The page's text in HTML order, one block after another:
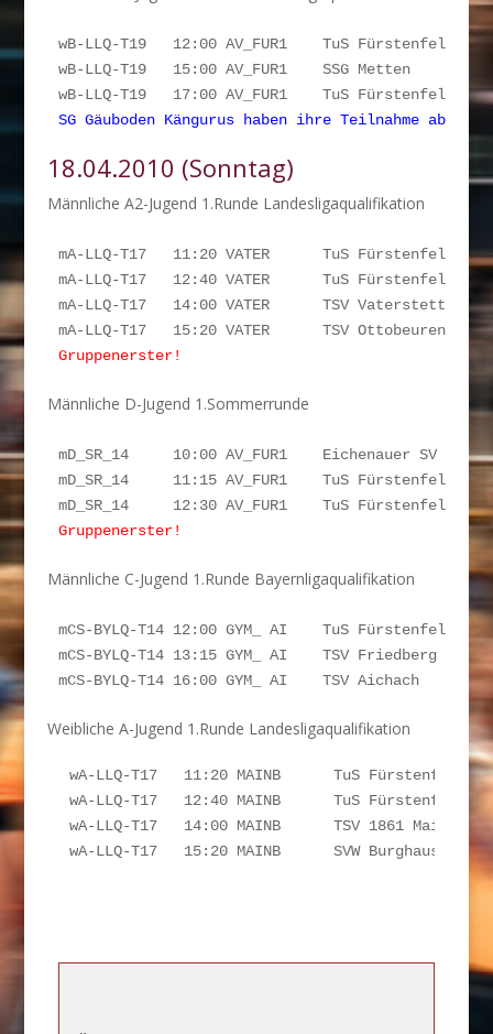
wB-LLQ-T19   12:00 AV_FUR1    TuS
wB-LLQ-T19   15:00 AV_FUR1    SSG Metten
SG Gäuboden Kängurus haben ihre Teilnahme
18.04.2010 (Sonntag)
Männliche A2-Jugend 1.Runde Landesligaqualifikation
mA-LLQ-T17   11:20 VATER      TuS
mA-LLQ-T17   12:40 VATER      TuS
mA-LLQ-T17   14:00 VATER      TSV
mA-LLQ-T17   15:20 VATER      TSV Ottobeuren
Gruppenerster!
Männliche D-Jugend 1.Sommerrunde
mD_SR_14     10:00 AV_FUR1    Eichenauer SV
mD_SR_14     11:15 AV_FUR1    TuS
Gruppenerster!
Männliche C-Jugend 1.Runde Bayernligaqualifikation
mCS-BYLQ-T14 12:00 GYM_ AI    TuS
mCS-BYLQ-T14 13:15 GYM_ AI    TSV Friedberg
mCS-BYLQ-T14 16:00 GYM_ AI    TSV Aichach
Weibliche A-Jugend 1.Runde Landesligaqualifikation
wA-LLQ-T17   11:20 MAINB      TuS
wA-LLQ-T17   12:40 MAINB      TuS
wA-LLQ-T17   14:00 MAINB      TSV 1861
wA-LLQ-T17   15:20 MAINB      SVW Burghausen